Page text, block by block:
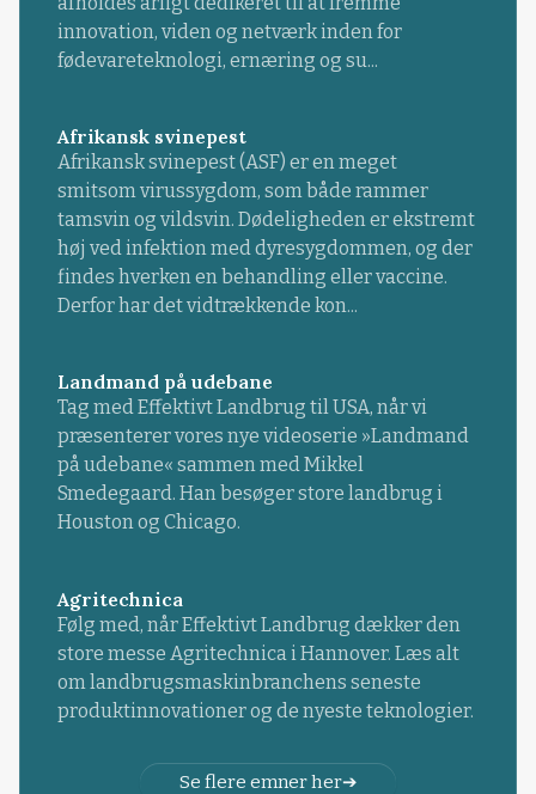
innovation, viden og netværk inden for
fødevareteknologi, ernæring og su...
Afrikansk svinepest
Afrikansk svinepest (ASF) er en meget
smitsom virussygdom, som både rammer
tamsvin og vildsvin. Dødeligheden er ekstremt
høj ved infektion med dyresygdommen, og der
findes hverken en behandling eller vaccine.
Derfor har det vidtrækkende kon...
Landmand på udebane
Tag med Effektivt Landbrug til USA, når vi
præsenterer vores nye videoserie »Landmand
på udebane« sammen med Mikkel
Smedegaard. Han besøger store landbrug i
Houston og Chicago.
Agritechnica
Følg med, når Effektivt Landbrug dækker den
store messe Agritechnica i Hannover. Læs alt
om landbrugsmaskinbranchens seneste
produktinnovationer og de nyeste teknologier.
Se flere emner her